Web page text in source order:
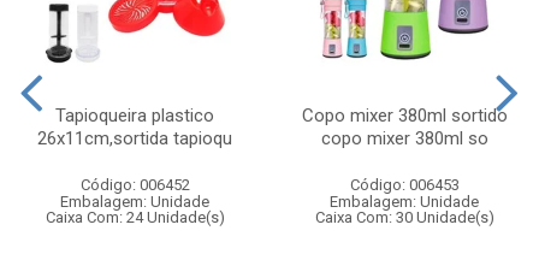
Tapioqueira plastico
26x11cm,sortida tapioqu
Código: 006452
Embalagem: Unidade
Caixa Com: 24 Unidade(s)
Copo mixer 380ml sortido
copo mixer 380ml so
Código: 006453
Embalagem: Unidade
Caixa Com: 30 Unidade(s)